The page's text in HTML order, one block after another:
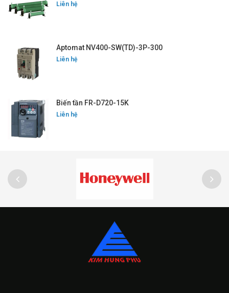
Liên hệ
Aptomat NV400-SW(TD)-3P-300
Liên hệ
Biến tần FR-D720-15K
Liên hệ